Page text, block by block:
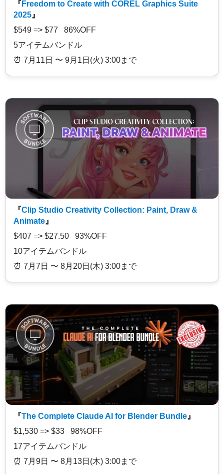
『 Freedom to Create with COREL Graphics Suite
2025 』
$549 => $77 86%OFF
5アイテムバンドル
⏰️ 7月11日 〜 9月1日(火) 3:00まで
『Clip Studio Creativity Collection: Paint, Draw &
Animate 』
$407 => $27.50 93%OFF
10アイテムバンドル
⏰️ 7月7日 〜 8月20日(木) 3:00まで
『The Complete Claude AI for Blender Bundle 』
$1,530 => $33 98%OFF
17アイテムバンドル
⏰️ 7月9日 〜 8月13日(木) 3:00まで